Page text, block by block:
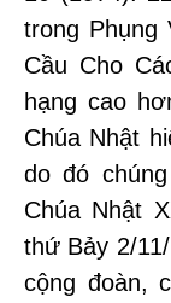
trong
Cầu Cho
hạng cao
Chúa Nhật
do đó
Chúa Nhật
thứ Bảy 2/
cộng đoàn,